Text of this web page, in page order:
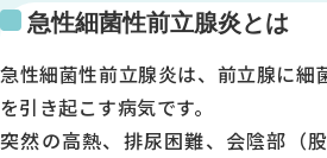
急性細菌性前立腺炎とは
急性細菌性前立腺炎は、前立腺に細
を引き起こす病気です。
突然の高熱、排尿困難、会陰部（